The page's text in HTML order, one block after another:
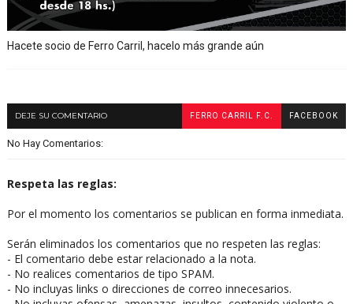
Hacete socio de Ferro Carril, hacelo más grande aún
DEJE SU COMENTARIO FERRO CARRIL F.C. FACEBOOK
No Hay Comentarios:
Respeta las reglas:
Por el momento los comentarios se publican en forma inmediata.
Serán eliminados los comentarios que no respeten las reglas:
- El comentario debe estar relacionado a la nota.
- No realices comentarios de tipo SPAM.
- No incluyas links o direcciones de correo innecesarios.